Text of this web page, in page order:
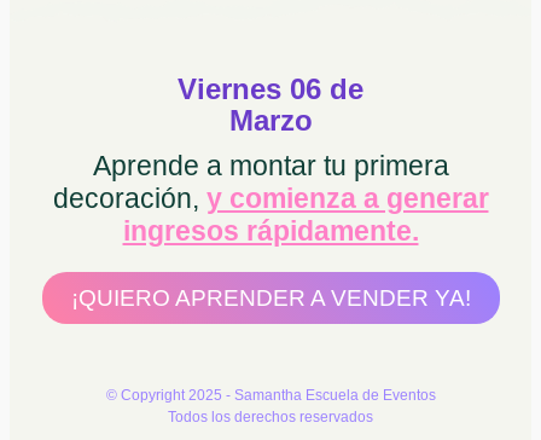
Viernes 06 de
Marzo
Aprende a montar tu primera
decoración, y comienza a generar
ingresos rápidamente.
¡QUIERO APRENDER A VENDER YA!
© Copyright 2025 - Samantha Escuela de Eventos
Todos los derechos reservados